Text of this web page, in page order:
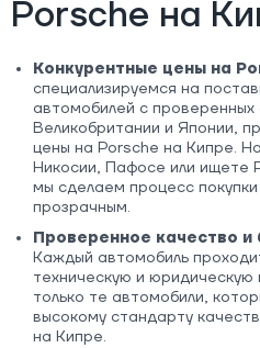
Porsche на
Конкурентные цены на
специализируемся на
автомобилей с проверенных
Великобритании и Японии,
цены на Porsche на Кипре.
Никосии, Пафосе или ищете
мы сделаем процесс
прозрачным.
Проверенное качество и
Каждый автомобиль
техническую и
только те автомобили,
высокому стандарту
на Кипре.